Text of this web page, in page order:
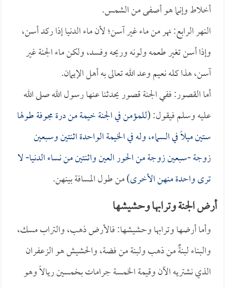
أخلاط وإنما هو أصفى من الشمس.
النهر الرابع: نهر من ماء غير آسن؛ لأن ماء الدنيا إذا ركد أسن،
وإذا أسن تغير طعمه ولونه وريحه وفسد، ولكن ماء الجنة غير
آسن، هذا كله نعيم وعد الله تعالى به أهل الإيمان.
أما القصور: ففي الجنة قصور يحدثنا عنها رسول الله صلى الله
عليه وسلم فيقول: (للمؤمن في الجنة خيمة من درة مجوفة طولها
ستين ميلاً في السماء، وله في الخيمة الواحدة اثنتين وسبعين
زوجة -سبعين زوجة من الحور العين واثنتين من نساء الدنيا- لا
ترى واحدة منهن الأخرى) من طول المسافة بينهن.
أرض الجنة وترابها وحشيشها
وأما أرضها وترابها وحشيشها: فالأرض ذهب، والتراب مسك،
والبناء لبنةٌ من ذهب ولبنة من فضة، والحشيش هو الزعفران
الذي نشتريه الآن وقيمة الخمسة جرامات بخمسين ريالاً وهو